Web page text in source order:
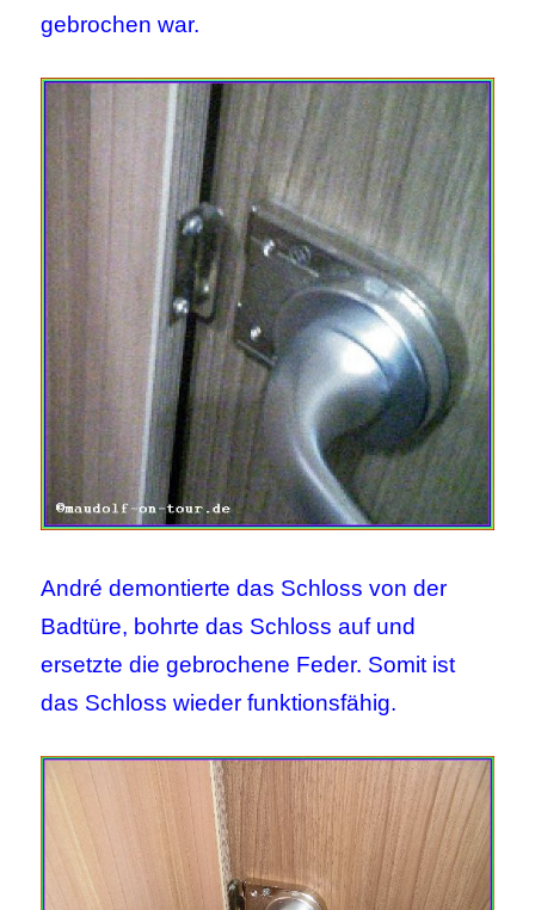
gebrochen war.
André demontierte das Schloss von der
Badtüre, bohrte das Schloss auf und
ersetzte die gebrochene Feder. Somit ist
das Schloss wieder funktionsfähig.